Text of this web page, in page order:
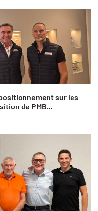
sur les
de PMB...